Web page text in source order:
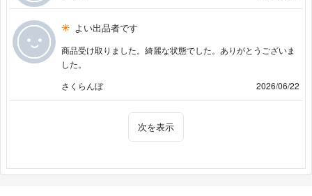
よい出品者です
商品受け取りました。綺麗な状態でした。ありがとうございま
した。
さくらんぼ
2026/06/22
次を表示